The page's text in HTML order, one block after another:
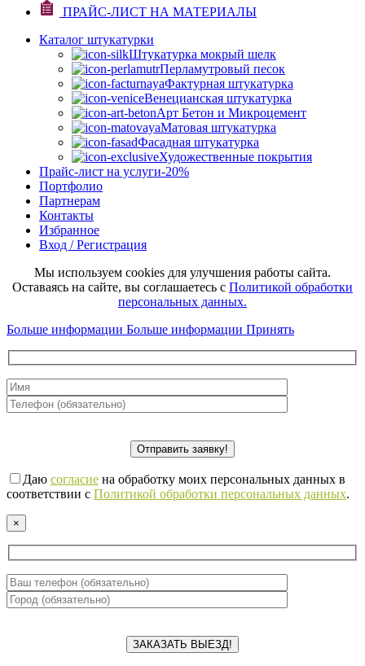
ПРАЙС-ЛИСТ НА МАТЕРИАЛЫ
Каталог штукатурки
Штукатурка мокрый шелк
Перламутровый песок
Фактурная штукатурка
Венецианская штукатурка
Арт Бетон и Микроцемент
Матовая штукатурка
Фасадная штукатурка
Художественные покрытия
Прайс-лист на услуги-20%
Портфолио
Партнерам
Контакты
Избранное
Вход / Регистрация
Мы используем cookies для улучшения работы сайта.
Оставаясь на сайте, вы соглашаетесь с Политикой обработки
персональных данных.
Больше информации Больше информации Принять
Даю согласие на обработку моих персональных данных в
соответствии с Политикой обработки персональных данных.
×